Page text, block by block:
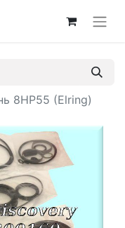
8HP55 (Elring)